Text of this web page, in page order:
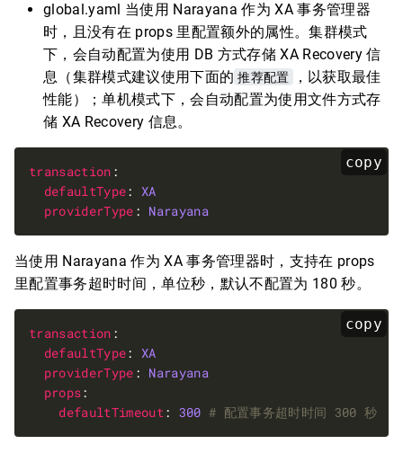
global.yaml 当使用 Narayana 作为 XA 事务管理器
时，且没有在 props 里配置额外的属性。集群模式
下，会自动配置为使用 DB 方式存储 XA Recovery 信
息（集群模式建议使用下面的 推荐配置
，以获取最佳
性能）；单机模式下，会自动配置为使用文件方式存
储 XA Recovery 信息。
copy
transaction
defaultType: XA
providerType : Narayana
当使用 Narayana 作为 XA 事务管理器时，支持在 props
里配置事务超时时间，单位秒，默认不配置为 180 秒。
copy
transaction
defaultType: XA
providerType : Narayana
props
defaultTimeout: 300 # 配置事务超时时间 300 秒